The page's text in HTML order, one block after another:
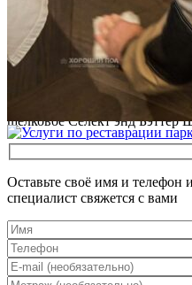
РЕСТАВРАЦИЯ
ПОЛЫ, ПОКРЫТЫЕ
Читать полностью
12.01.2026
Все новости о Coswick
Модульный паркет
Дизайнерские решения
шелковое Селект энд Бэттер
Оставьте своё имя и телефон
специалист свяжется с вами